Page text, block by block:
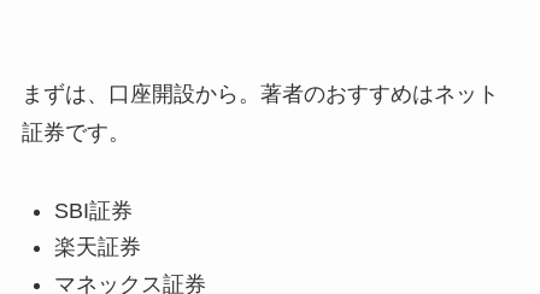
まずは、口座開設から。著者のおすすめはネット
証券です。
SBI証券
楽天証券
マネックス証券